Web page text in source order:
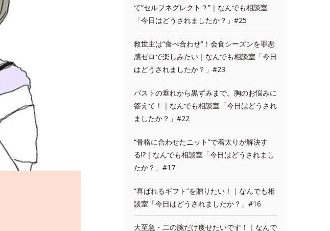
て“セルフネグレクト？”｜なんでも相談室
「今日はどうされましたか？」#25
救世主は“食べ合わせ”！会食シーズンを罪悪
感ゼロで楽しみたい｜なんでも相談室「今日
はどうされましたか？」#23
バストの垂れから黒ずみまで。胸のお悩みに
答えて！｜なんでも相談室「今日はどうされ
ましたか？」#22
“骨格に合わせたニット”で着太りが解決す
る!?｜なんでも相談室「今日はどうされまし
たか？」#17
“喜ばれるギフト”を贈りたい！｜なんでも相
談室「今日はどうされましたか？」#16
大至急・二の腕だけ痩せたいです！｜なんで